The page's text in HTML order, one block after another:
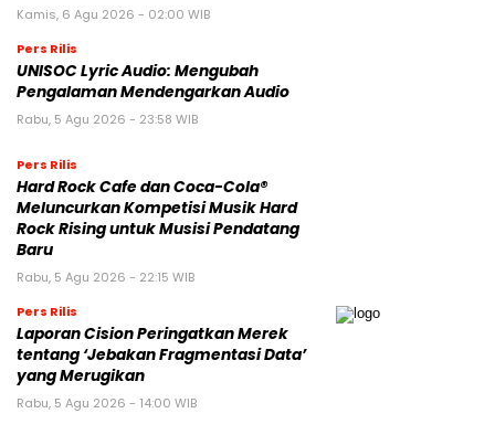
Kamis, 6 Agu 2026 - 02:00 WIB
Pers Rilis
UNISOC Lyric Audio: Mengubah
Pengalaman Mendengarkan Audio
Rabu, 5 Agu 2026 - 23:58 WIB
Pers Rilis
Hard Rock Cafe dan Coca-Cola®
Meluncurkan Kompetisi Musik Hard
Rock Rising untuk Musisi Pendatang
Baru
Rabu, 5 Agu 2026 - 22:15 WIB
Pers Rilis
Laporan Cision Peringatkan Merek
tentang ‘Jebakan Fragmentasi Data’
yang Merugikan
Rabu, 5 Agu 2026 - 14:00 WIB